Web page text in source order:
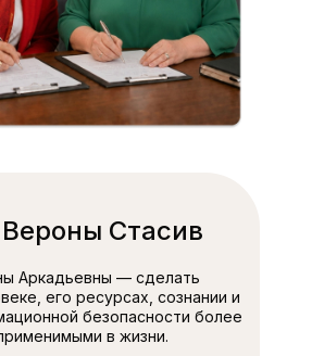
Стасив
Аркадьевны — сделать
его ресурсах, сознании и
безопасности более
в жизни.